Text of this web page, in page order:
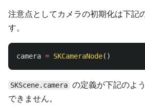
注意点としてカメラの初期化は下記
す。
camera = SKCameraNode()
SKScene.camera の定義が下記のよ
できません。